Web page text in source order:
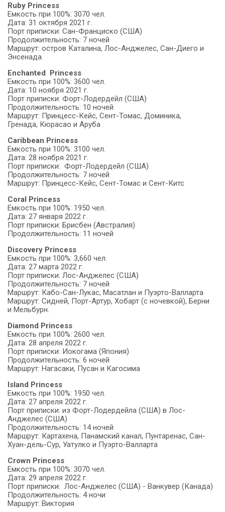
Ruby Princess
Емкость при 100%: 3070 чел.
Дата: 31 октября 2021 г.
Порт приписки: Сан-Франциско (США)
Продолжительность: 7 ночей
Маршрут: остров Каталина, Лос-Анджелес, Сан-Диего и
Энсенада.
Enchanted Princess
Емкость при 100%: 3600 чел.
Дата: 10 ноября 2021 г.
Порт приписки: Форт-Лодердейл (США)
Продолжительность: 10 ночей
Маршрут: Принцесс-Кейс, Сент-Томас, Доминика,
Гренада, Кюрасао и Аруба
Caribbean Princess
Емкость при 100%: 3100 чел.
Дата: 28 ноября 2021 г.
Порт приписки: Форт-Лодердейл (США)
Продолжительность: 7 ночей
Маршрут: Принцесс-Кейс, Сент-Томас и Сент-Китс
Coral Princess
Емкость при 100%: 1950 чел.
Дата: 27 января 2022 г.
Порт приписки: Брисбен (Австралия)
Продолжительность: 11 ночей
Discovery Princess
Емкость при 100%: 3,660 чел.
Дата: 27 марта 2022 г.
Порт приписки: Лос-Анджелес (США)
Продолжительность: 7 ночей
Маршрут: Кабо-Сан-Лукас, Масатлан и Пуэрто-Валларта
Маршрут: Сидней, Порт-Артур, Хобарт (с ночевкой), Берни
и Мельбурн.
Diamond Princess
Емкость при 100%: 2600 чел.
Дата: 28 апреля 2022 г.
Порт приписки: Иокогама (Япония)
Продолжительность: 6 ночей
Маршрут: Нагасаки, Пусан и Кагосима
Island Princess
Емкость при 100%: 1950 чел.
Дата: 27 апреля 2022 г.
Порт приписки: из Форт-Лодердейла (США) в Лос-
Анджелес (США)
Продолжительность: 14 ночей
Маршрут: Картахена, Панамский канал, Пунтаренас, Сан-
Хуан-дель-Сур, Уатулко и Пуэрто-Валларта
Crown Princess
Емкость при 100%: 3070 чел.
Дата: 29 апреля 2022 г.
Порт приписки: Лос-Анджелес (США) - Ванкувер (Канада)
Продолжительность: 4 ночи
Маршрут: Виктория